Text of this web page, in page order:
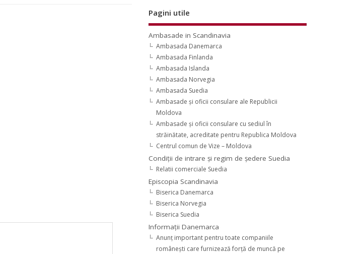
Pagini utile
Ambasade in Scandinavia
Ambasada Danemarca
Ambasada Finlanda
Ambasada Islanda
Ambasada Norvegia
Ambasada Suedia
Ambasade şi oficii consulare ale Republicii
Moldova
Ambasade şi oficii consulare cu sediul în
străinătate, acreditate pentru Republica Moldova
Centrul comun de Vize – Moldova
Condiţii de intrare şi regim de şedere Suedia
Relatii comerciale Suedia
Episcopia Scandinavia
Biserica Danemarca
Biserica Norvegia
Biserica Suedia
Informaţii Danemarca
Anunţ important pentru toate companiile
româneşti care furnizează forţă de muncă pe